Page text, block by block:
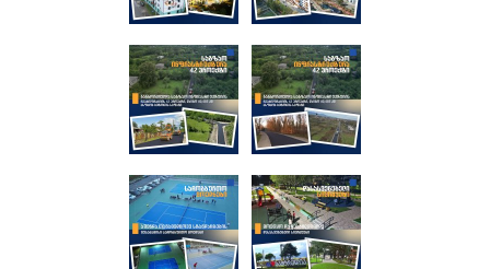
ТРЕБОВАНИЯ ПУБЛИЧНОЙ ИНФОРМАЦИИ
УПОЛНОМОЧЕННЫЙ ПО ЗАЩИТЕ
ПЕРСОНАЛЬНЫХ ДАННЫХ
ПРАВОВЕДЧЕСКИЕ РЕШЕНИЯ
ПРАВИЛА ОБЖАЛОВАНИЯ